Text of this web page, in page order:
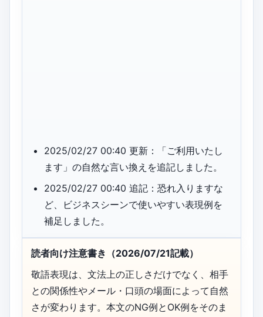
2025/02/27 00:40 更新：「ご利用いたし
ます」の自然な言い換えを追記しました。
2025/02/27 00:40 追記：恐れ入りますな
ど、ビジネスシーンで使いやすい表現例を
補足しました。
読者向け注意書き（2026/07/21記載）
敬語表現は、文法上の正しさだけでなく、相手
との関係性やメール・口頭の場面によって自然
さが変わります。本文のNG例とOK例をそのま